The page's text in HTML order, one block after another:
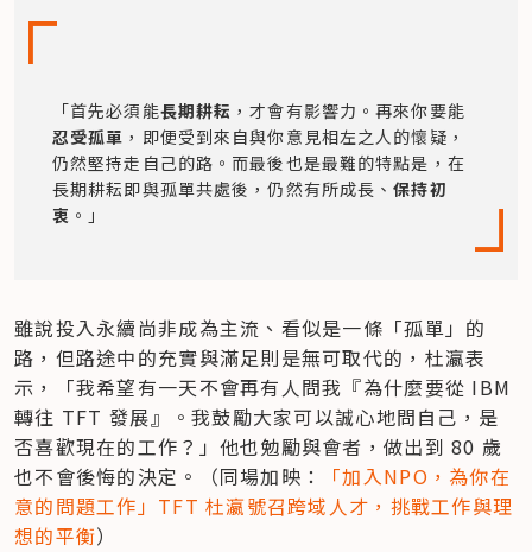
「首先必須能長期耕耘 ，才會有影響力。再來你要能
忍受孤單 ，即便受到來自與你意見相左之人的懷疑，
仍然堅持走自己的路。而最後也是最難的特點是，在
長期耕耘即與孤單共處後，仍然有所成長、保持初
衷 。」
雖說投入永續尚非成為主流、看似是一條「孤單」的
路，但路途中的充實與滿足則是無可取代的，杜瀛表
示，「我希望有一天不會再有人問我『為什麼要從 IBM
轉往 TFT 發展』。我鼓勵大家可以誠心地問自己，是
否喜歡現在的工作？」他也勉勵與會者，做出到 80 歲
也不會後悔的決定。（同場加映：
「加入NPO，為你在
意的問題工作」TFT 杜瀛號召跨域人才，挑戰工作與理
想的平衡）